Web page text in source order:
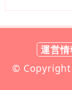
運営情
©